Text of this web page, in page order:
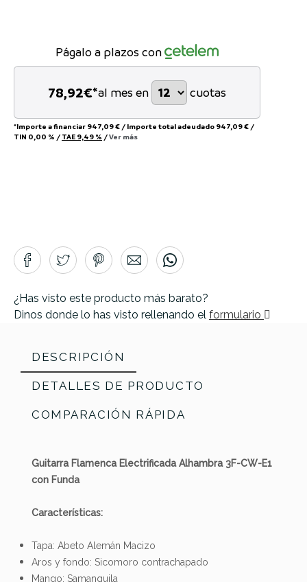
Págalo a plazos con
78,92€*al mes en cuotas
*Importe a financiar 947,09 € / Importe total adeudado 947,09 € /
TIN 0,00 % / TAE 9,49 % /Ver más
¿Has visto este producto más barato?
Dinos donde lo has visto rellenando el formulario
DESCRIPCIÓN
DETALLES DE PRODUCTO
COMPARACIÓN RÁPIDA
Guitarra Flamenca Electrificada Alhambra 3F-CW-E1
con Funda
Características:
Tapa: Abeto Alemán Macizo
Aros y fondo: Sicomoro contrachapado
Mango: Samanguila
Referencia GUITCLAALH079